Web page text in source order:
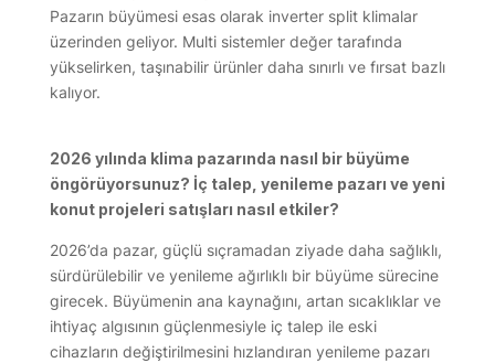
Pazarın büyümesi esas olarak inverter split klimalar
üzerinden geliyor. Multi sistemler değer tarafında
yükselirken, taşınabilir ürünler daha sınırlı ve fırsat bazlı
kalıyor.
2026 yılında klima pazarında nasıl bir büyüme
öngörüyorsunuz? İç talep, yenileme pazarı ve yeni
konut projeleri satışları nasıl etkiler?
2026’da pazar, güçlü sıçramadan ziyade daha sağlıklı,
sürdürülebilir ve yenileme ağırlıklı bir büyüme sürecine
girecek. Büyümenin ana kaynağını, artan sıcaklıklar ve
ihtiyaç algısının güçlenmesiyle iç talep ile eski
cihazların değiştirilmesini hızlandıran yenileme pazarı